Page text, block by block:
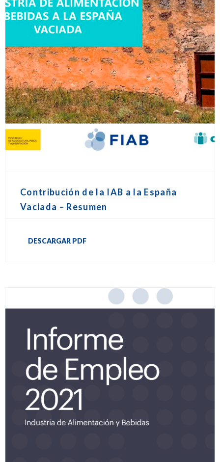
Contribución de la IAB a la España
Vaciada – Resumen
DESCARGAR PDF